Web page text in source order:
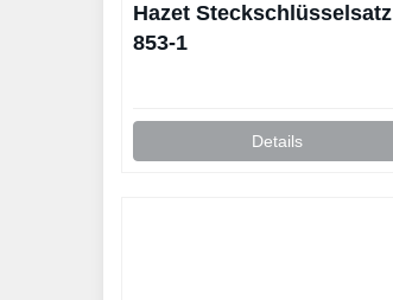
Hazet Steckschlüsselsatz
853-1
Details